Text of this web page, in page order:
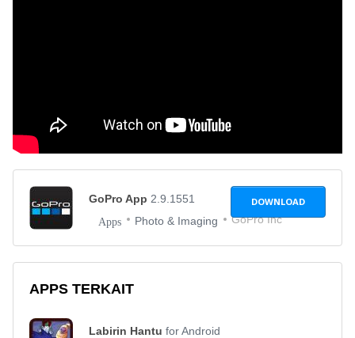
GoPro App 2.9.1551
Apps Photo & Imaging GoPro Inc
DOWNLOAD
APPS TERKAIT
Labirin Hantu for Android